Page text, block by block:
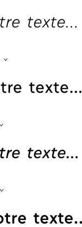
texte...
texte...
texte...